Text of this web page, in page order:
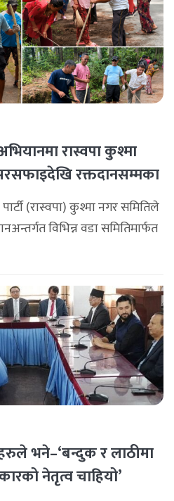
रास्वपा कुश्मा
रक्तदानसम्मका
पार्टी (रास्वपा) कुश्मा नगर समितिले
विभिन्न वडा समितिमार्फत
सञ्चालन गरिरहेको जनाएको
भने–‘बन्दुक र लाठीमा
नेतृत्व चाहियो’